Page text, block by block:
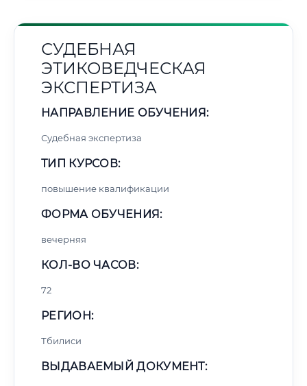
СУДЕБНАЯ
ЭТИКОВЕДЧЕСКАЯ
ЭКСПЕРТИЗА
НАПРАВЛЕНИЕ ОБУЧЕНИЯ:
Судебная экспертиза
ТИП КУРСОВ:
повышение квалификации
ФОРМА ОБУЧЕНИЯ:
вечерняя
КОЛ-ВО ЧАСОВ:
72
РЕГИОН:
Тбилиси
ВЫДАВАЕМЫЙ ДОКУМЕНТ: